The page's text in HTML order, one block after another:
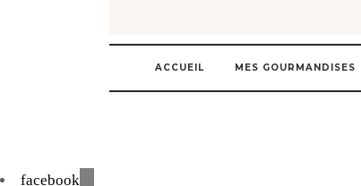
ACCUEIL MES GOURMANDISES
facebook